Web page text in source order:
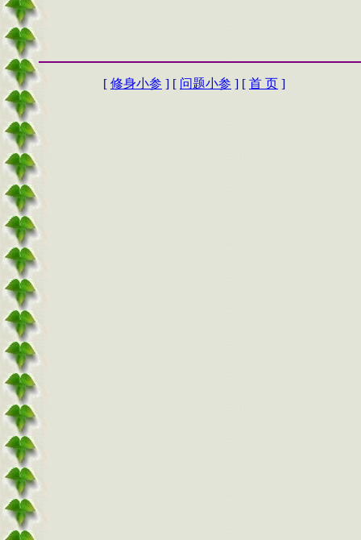
[ 修身小参 ] [ 问题小参 ] [ 首 页 ]